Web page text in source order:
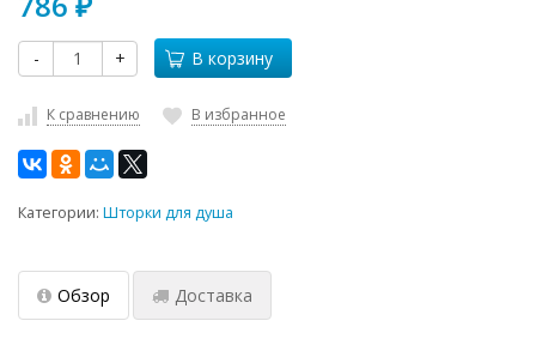
₽
- + В корзину
К сравнению В избранное
Категории: Шторки для душа
Обзор Доставка